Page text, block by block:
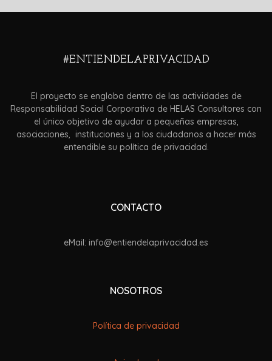
#ENTIENDELAPRIVACIDAD
El proyecto se engloba dentro de las actividades de
Responsabilidad Social Corporativa de HELAS Consultores con
el único objetivo de ayudar a pequeñas empresas,
asociaciones, instituciones y a los ciudadanos a hacer más
entendible su política de privacidad.
CONTACTO
eMail: info@entiendelaprivacidad.es
NOSOTROS
Política de privacidad